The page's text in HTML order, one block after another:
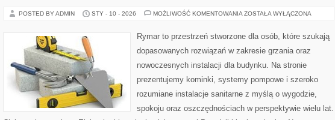
POSTED BY ADMIN STY - 10 - 2026 MOŻLIWOŚĆ KOMENTOWANIA WSPÓŁPRACA
WYKONAWCĄ
ZOSTAŁA WYŁĄCZONA
Rymar to przestrzeń stworzone dla osób, które szukają
dopasowanych rozwiązań w zakresie grzania oraz
nowoczesnych instalacji dla budynku. Na stronie
prezentujemy kominki, systemy pompowe i szeroko
rozumiane instalacje sanitarne z myślą o wygodzie,
spokoju oraz oszczędnościach w perspektywie wielu lat.